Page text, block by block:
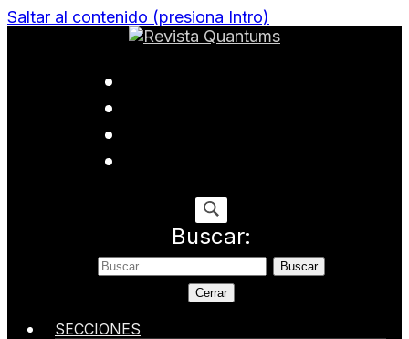
Saltar al contenido (presiona Intro)
Revista Quantums
Buscar:
Cerrar
SECCIONES